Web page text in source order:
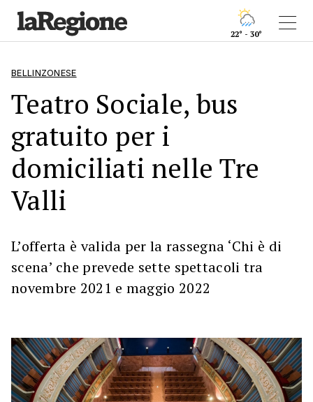
22° - 30°
BELLINZONESE
Teatro Sociale, bus
gratuito per i
domiciliati nelle Tre
Valli
L’offerta è valida per la rassegna ‘Chi è di
scena’ che prevede sette spettacoli tra
novembre 2021 e maggio 2022